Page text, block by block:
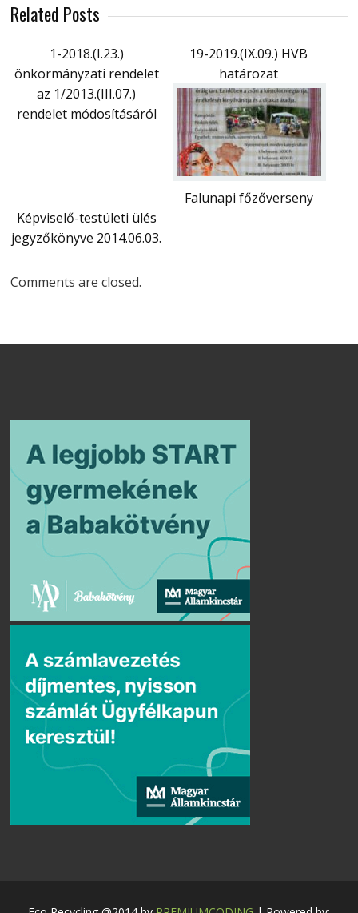
Related Posts
1-2018.(I.23.)
önkormányzati rendelet
az 1/2013.(III.07.)
rendelet módosításáról
19-2019.(IX.09.) HVB
határozat
Falunapi főzőverseny
Képviselő-testületi ülés
jegyzőkönyve 2014.06.03.
Comments are closed.